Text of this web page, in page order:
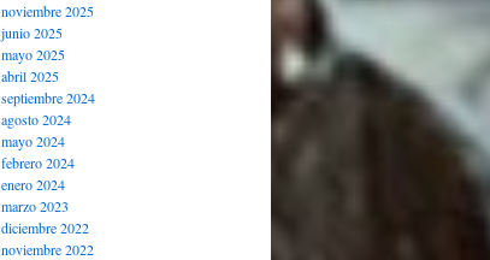
noviembre 2025
junio 2025
mayo 2025
abril 2025
septiembre 2024
agosto 2024
mayo 2024
febrero 2024
enero 2024
marzo 2023
diciembre 2022
noviembre 2022